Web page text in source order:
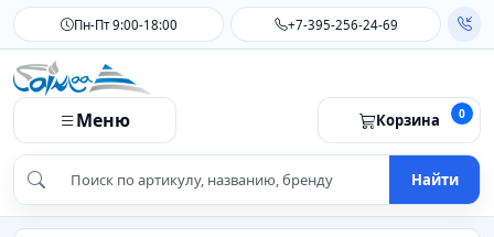
Пн-Пт 9:00-18:00 +7-395-256-24-69
Меню Корзина 0
Найти